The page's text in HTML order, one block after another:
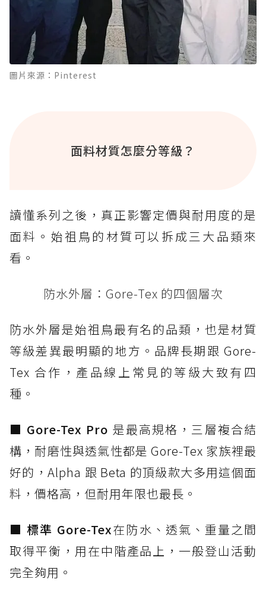
圖片來源：Pinterest
面料材質怎麼分等級？
讀懂系列之後，真正影響定價與耐用度的是
面料。始祖鳥的材質可以拆成三大品類來
看。
防水外層：Gore-Tex 的四個層次
防水外層是始祖鳥最有名的品類，也是材質
等級差異最明顯的地方。品牌長期跟 Gore-
Tex 合作，產品線上常見的等級大致有四
種。
■ Gore-Tex Pro 是最高規格，三層複合結
構，耐磨性與透氣性都是 Gore-Tex 家族裡最
好的，Alpha 跟 Beta 的頂級款大多用這個面
料，價格高，但耐用年限也最長。
■ 標準 Gore-Tex在防水、透氣、重量之間
取得平衡，用在中階產品上，一般登山活動
完全夠用。